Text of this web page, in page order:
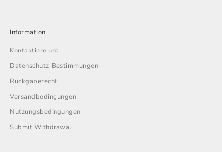
Information
Kontaktiere uns
Datenschutz-Bestimmungen
Rückgaberecht
Versandbedingungen
Nutzungsbedingungen
Submit Withdrawal